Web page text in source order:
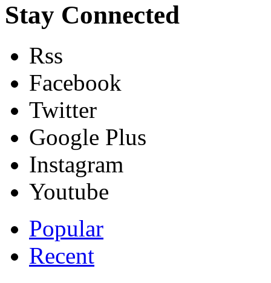
Stay Connected
Rss
Facebook
Twitter
Google Plus
Instagram
Youtube
Popular
Recent